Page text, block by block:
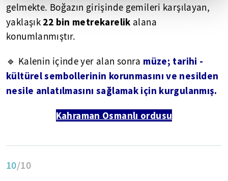
gelmekte. Boğazın girişinde gemileri karşılayan,
yaklaşık 22 bin metrekarelik alana
konumlanmıştır.
🔹 Kalenin içinde yer alan sonra müze; tarihi -
kültürel sembollerinin korunmasını ve nesilden
nesile anlatılmasını sağlamak için kurgulanmış.
Kahraman Osmanlı ordusu
10/10